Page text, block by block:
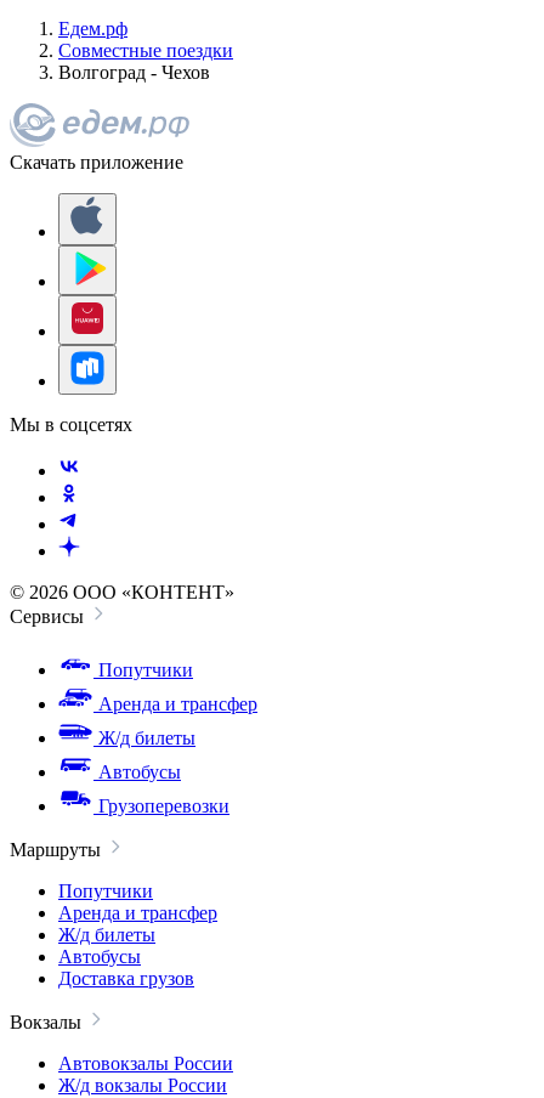
Едем.рф
Совместные поездки
Волгоград - Чехов
Скачать приложение
Мы в соцсетях
© 2026 ООО «КОНТЕНТ»
Сервисы
Попутчики
Аренда и трансфер
Ж/д билеты
Автобусы
Грузоперевозки
Маршруты
Попутчики
Аренда и трансфер
Ж/д билеты
Автобусы
Доставка грузов
Вокзалы
Автовокзалы России
Ж/д вокзалы России